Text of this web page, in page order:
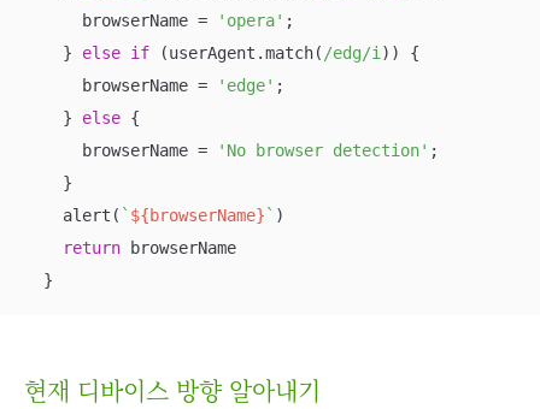
      browserName =
'opera' ;
    }
else if (userAgent.match( /edg/i )) {
      browserName =
'edge' ;
    }
else {
      browserName =
'No browser detection' ;
    }
    alert(
` ${browserName} ` )
return browserName
  }
현재 디바이스 방향 알아내기